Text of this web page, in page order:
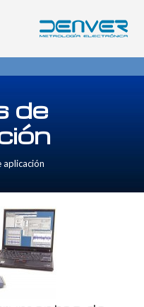
info@denver.es
de
aplicación